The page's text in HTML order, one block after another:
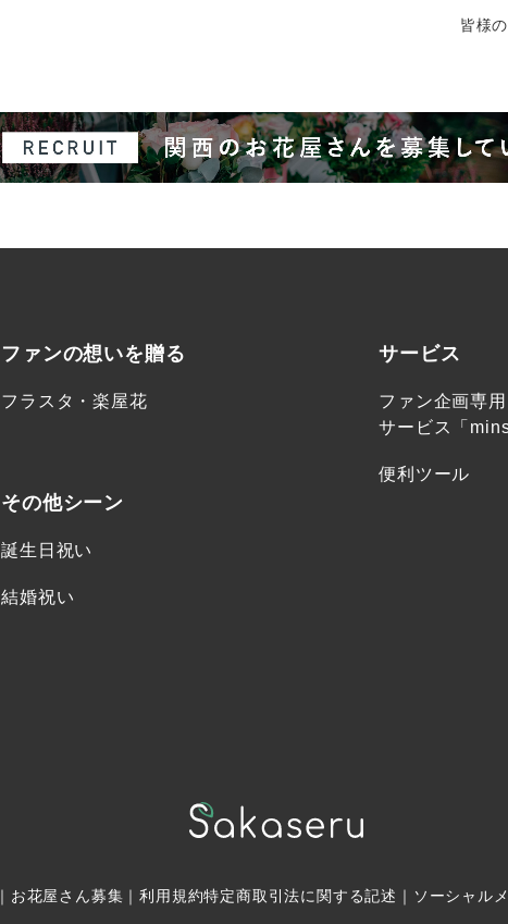
皆様
ファンの想いを贈る
フラスタ・楽屋花
その他シーン
誕生日祝い
結婚祝い
サービス
ファン企画専
サービス「
便利ツール
｜ お花屋さん募集 ｜利用規約特定商取引法に関する記述 ｜ ソーシャル